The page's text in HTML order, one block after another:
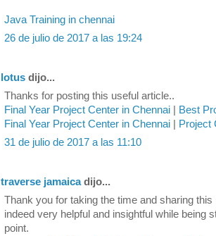
Java Training in chennai
26 de julio de 2017 a las 19:24
lotus dijo...
Thanks for posting this useful article..
Final Year Project Center in Chennai
Best
Final Year Project Center in Chennai
Project
31 de julio de 2017 a las 11:10
traverse jamaicadijo...
Thank you for taking the time and sharing
indeed very helpful and insightful while being
point.